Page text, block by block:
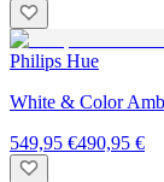
Philips Hue
White & Color
549,95 €490,95 €